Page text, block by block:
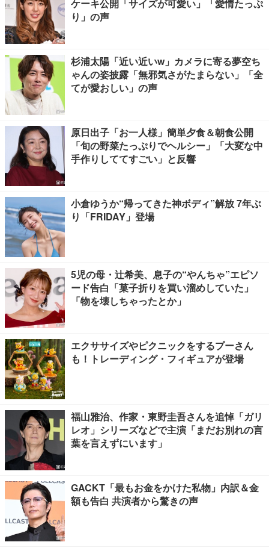
ケーキ公開「サイズが可愛い」「愛情たっぷ
り」の声
杉浦太陽「近い近いw」カメラに寄る夢空ち
ゃんの姿披露「無邪気さがたまらない」「全
てが愛おしい」の声
原日出子「お一人様」簡単夕食＆朝食公開
「旬の野菜たっぷりでヘルシー」「大変な中
手作りしててすごい」と反響
小倉ゆうか“帰ってきた神ボディ”解放 7年ぶ
り「FRIDAY」登場
5児の母・辻希美、息子の“やんちゃ”エピソ
ード告白「菓子折りを買い溜めしていた」
「物を壊しちゃったとか」
エクササイズやピクニックをするプーさん
も！トレーディング・フィギュアが登場
福山雅治、作家・東野圭吾さんを追悼「ガリ
レオ」シリーズなどで主演「まだお別れの言
葉を言えずにいます」
GACKT「最もお金をかけた私物」内訳＆金
額も告白 共演者から驚きの声